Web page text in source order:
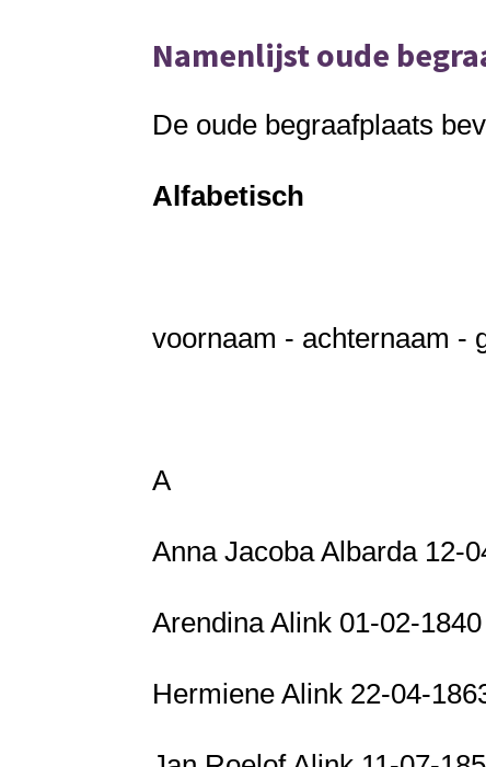
Namenlijst oude
De oude begraafplaats
Alfabetisch
voornaam - achternaam -
A
Anna Jacoba Albarda 12-
Arendina Alink 01-02-
Hermiene Alink 22-04-